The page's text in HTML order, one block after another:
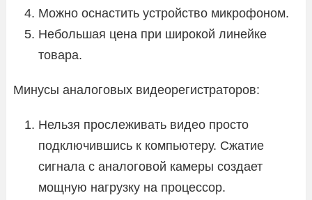
Можно оснастить устройство микрофоном.
Небольшая цена при широкой линейке
товара.
Минусы аналоговых видеорегистраторов:
Нельзя прослеживать видео просто
подключившись к компьютеру. Сжатие
сигнала с аналоговой камеры создает
мощную нагрузку на процессор.